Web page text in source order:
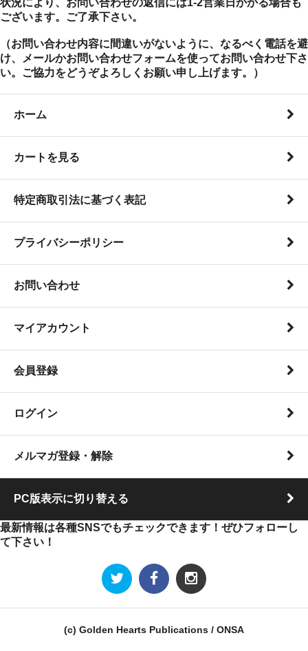
ございます。ご了承下さい。
（お問い合わせ内容に間違いがないように、なるべく電話を避
け、メールかお問い合わせフォームを使ってお問い合わせ下さ
い。ご協力をどうぞよろしくお願い申し上げます。）
ホーム
カートを見る
特定商取引法に基づく表記
プライバシーポリシー
お問い合わせ
マイアカウント
会員登録
ログイン
メルマガ登録・解除
PC版表示に切り替える
最新情報は各種SNSでもチェックできます！ぜひフォローし
て下さい！
(c) Golden Hearts Publications / ONSA